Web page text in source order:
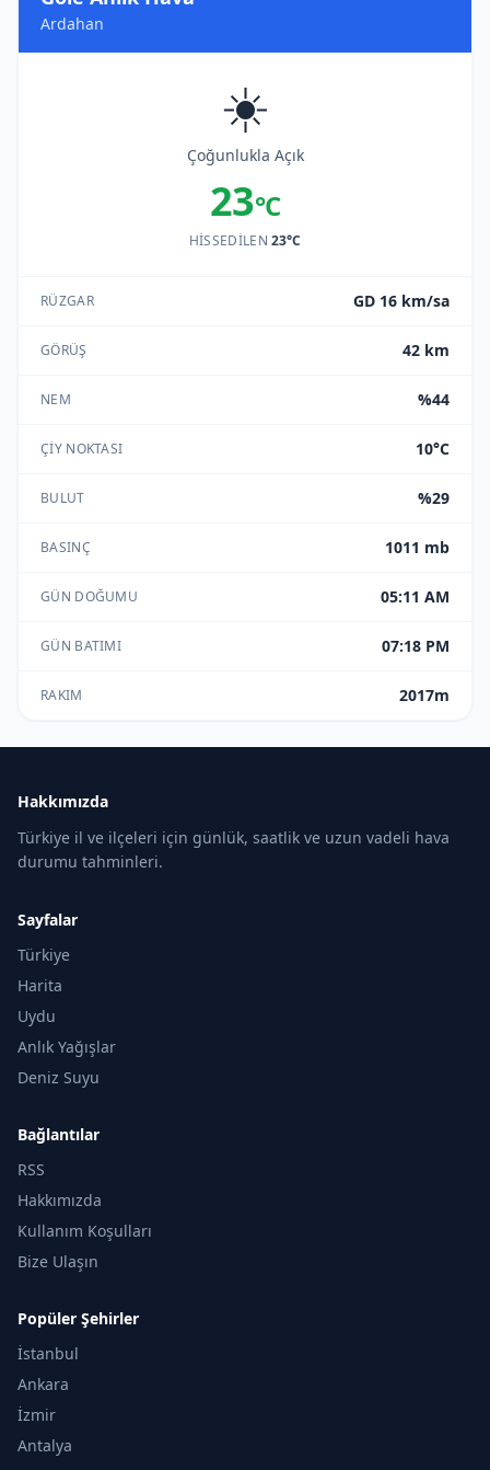
Ardahan
☀️
Çoğunlukla Açık
23°C
HISSEDILEN23°C
RÜZGAR GD 16 km/sa
GÖRÜŞ 42 km
NEM %44
ÇIY NOKTASI 10°C
BULUT %29
BASINÇ 1011 mb
GÜN DOĞUMU 05:11 AM
GÜN BATIMI 07:18 PM
RAKIM 2017m
Hakkımızda
Türkiye il ve ilçeleri için günlük, saatlik ve uzun vadeli hava
durumu tahminleri.
Sayfalar
Türkiye
Harita
Uydu
Anlık Yağışlar
Deniz Suyu
Bağlantılar
RSS
Hakkımızda
Kullanım Koşulları
Bize Ulaşın
Popüler Şehirler
İstanbul
Ankara
İzmir
Antalya